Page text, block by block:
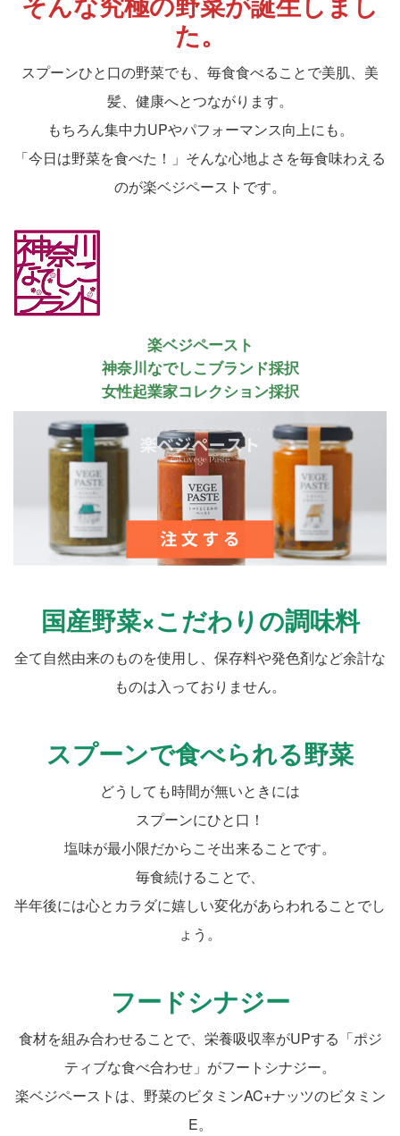
た。
スプーンひと口の野菜でも、毎食食べることで美肌、美
髪、健康へとつながります。
もちろん集中力UPやパフォーマンス向上にも。
「今日は野菜を食べた！」そんな心地よさを毎食味わえる
のが楽ベジペーストです。
楽ベジペースト
神奈川なでしこブランド採択
女性起業家コレクション採択
国産野菜×こだわりの調味料
全て自然由来のものを使用し、保存料や発色剤など余計な
ものは入っておりません。
スプーンで食べられる野菜
どうしても時間が無いときには
スプーンにひと口！
塩味が最小限だからこそ出来ることです。
毎食続けることで、
半年後には心とカラダに嬉しい変化があらわれることでし
ょう。
フードシナジー
食材を組み合わせることで、栄養吸収率がUPする「ポジ
ティブな食べ合わせ」がフートシナジー。
楽ベジペーストは、野菜のビタミンAC+ナッツのビタミン
E。